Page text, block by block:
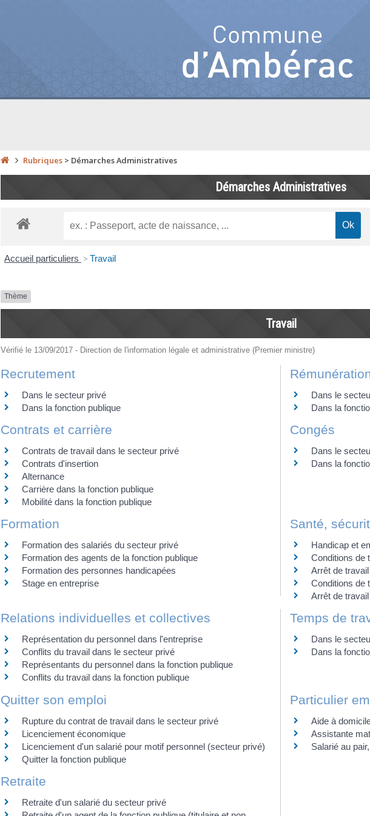
Rubriques> Démarches Administratives
Démarches Administratives
Accueil particuliers > Travail
Thème
Travail
Vérifié le 13/09/2017 - Direction de l'information légale et administrative (Premier ministre)
Recrutement
Dans le secteur privé
Dans la fonction publique
Dans le
Dans la
Contrats et carrière
Contrats de travail dans le secteur privé
Contrats d'insertion
Alternance
Carrière dans la fonction publique
Mobilité dans la fonction publique
Congés
Dans le
Dans la
Formation
Formation des salariés du secteur privé
Formation des agents de la fonction publique
Formation des personnes handicapées
Stage en entreprise
Santé,
Handicap et
Conditions de
Arrêt de
Conditions de
Arrêt de
Relations individuelles et collectives
Représentation du personnel dans l'entreprise
Conflits du travail dans le secteur privé
Représentants du personnel dans la fonction publique
Conflits du travail dans la fonction publique
Temps de
Dans le
Dans la
Quitter son emploi
Rupture du contrat de travail dans le secteur privé
Licenciement économique
Licenciement d'un salarié pour motif personnel (secteur privé)
Quitter la fonction publique
Particulier
Aide à
Assistante
Salarié au
Retraite
Retraite d'un salarié du secteur privé